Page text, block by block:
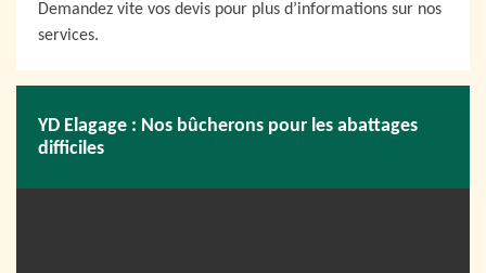
Demandez vite vos devis pour plus d’informations sur nos
services.
YD Elagage : Nos bûcherons pour les abattages
difficiles